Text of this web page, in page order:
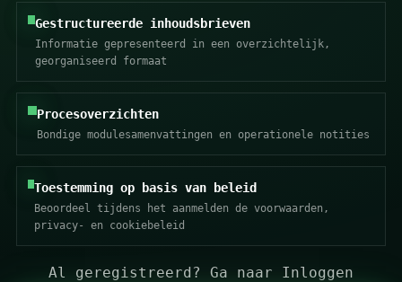
Gestructureerde inhoudsbrieven
Informatie gepresenteerd in een overzichtelijk,
georganiseerd formaat
Procesoverzichten
Bondige modulesamenvattingen en operationele notities
Toestemming op basis van beleid
Beoordeel tijdens het aanmelden de voorwaarden,
privacy- en cookiebeleid
Al geregistreerd? Ga naar Inloggen